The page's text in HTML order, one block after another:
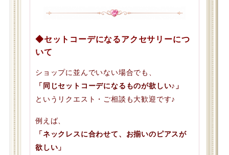
◆セットコーデになるアクセサリーにつ
いて
ショップに並んでいない場合でも、
「同じセットコーデになるものが欲しい♪」
というリクエスト・ご相談も大歓迎です♪
例えば、
「ネックレスに合わせて、お揃いのピアスが
欲しい」